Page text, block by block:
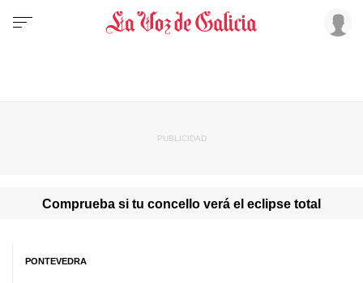
Comprueba si tu concello verá el eclipse total
PONTEVEDRA